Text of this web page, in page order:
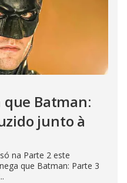
que Batman:
junto à
na Parte 2 este
que Batman: Parte 3